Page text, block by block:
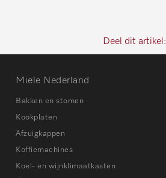
Deel dit artikel:
Miele Nederland
Bakken en stomen
Kookplaten
Afzuigkappen
Koffiemachines
Koel- en wijnklimaatkasten